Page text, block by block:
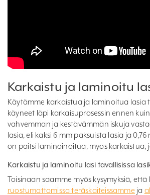
Karkaistu ja laminoitu
Käytämme karkaistua ja laminoitua lasia
käyneet läpi karkaisuprosessin ennen
vahvemman ja kestävämmän iskuja
lasia, eli kaksi 6 mm paksuista lasia ja
on paitsi laminoinoitua, myös karkaistua,
Karkaistu ja laminoitu lasi tavallisissa
Toisinaan saamme myös kysymyksiä,
ruostumattomissa teräskaiteissamme ja